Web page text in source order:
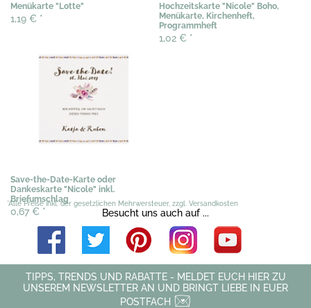
Menükarte "Lotte"
1,19 € *
Hochzeitskarte "Nicole" Boho,
Menükarte, Kirchenheft,
Programmheft
1,02 € *
Save-the-Date-Karte oder
Dankeskarte "Nicole" inkl.
Briefumschlag
0,67 € *
*Alle Preise inkl. der gesetzlichen Mehrwersteuer, zzgl. Versandkosten
Besucht uns auch auf ...
TIPPS, TRENDS UND RABATTE - MELDET EUCH HIER ZU
UNSEREM NEWSLETTER AN UND BRINGT LIEBE IN EUER
POSTFACH